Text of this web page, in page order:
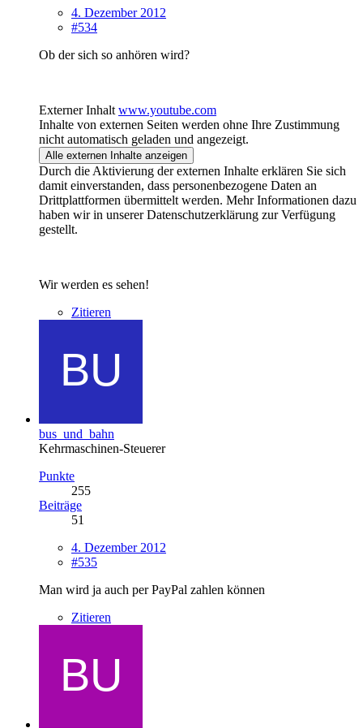
4. Dezember 2012
#534
Ob der sich so anhören wird?
Externer Inhalt www.youtube.com
Inhalte von externen Seiten werden ohne Ihre Zustimmung
nicht automatisch geladen und angezeigt.
Alle externen Inhalte anzeigen
Durch die Aktivierung der externen Inhalte erklären Sie sich
damit einverstanden, dass personenbezogene Daten an
Drittplattformen übermittelt werden. Mehr Informationen dazu
haben wir in unserer Datenschutzerklärung zur Verfügung
gestellt.
Wir werden es sehen!
Zitieren
bus_und_bahn
Kehrmaschinen-Steuerer
Punkte
255
Beiträge
51
4. Dezember 2012
#535
Man wird ja auch per PayPal zahlen können
Zitieren